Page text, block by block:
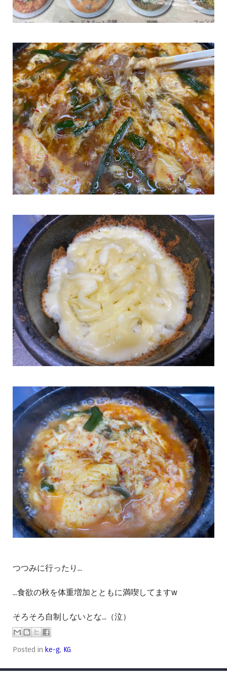
つつみに行ったり...
...食欲の秋を体重増加とともに満喫してますw
そろそろ自制しないとな...（泣）
Posted in ke-g, KG